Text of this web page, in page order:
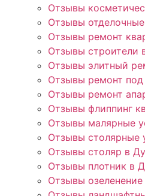
Отзывы
Отзывы
Отзывы ремонт
Отзывы строители
Отзывы элитный
Отзывы ремонт
Отзывы ремонт
Отзывы флиппинг
Отзывы малярные
Отзывы столярные
Отзывы столяр в
Отзывы плотник в
Отзывы